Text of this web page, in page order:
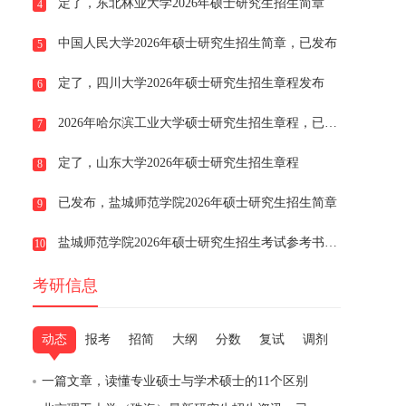
4 定了，东北林业大学2026年硕士研究生招生简章
5 中国人民大学2026年硕士研究生招生简章，已发布
6 定了，四川大学2026年硕士研究生招生章程发布
7 2026年哈尔滨工业大学硕士研究生招生章程，已发布
8 定了，山东大学2026年硕士研究生招生章程
9 已发布，盐城师范学院2026年硕士研究生招生简章
10 盐城师范学院2026年硕士研究生招生考试参考书目，定了
考研信息
动态 报考 招简 大纲 分数 复试 调剂
一篇文章，读懂专业硕士与学术硕士的11个区别